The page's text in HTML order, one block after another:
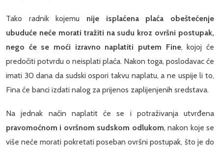
Tako radnik kojemu nije isplaćena plaća obeštećenje
ubuduće neće morati tražiti na sudu kroz ovršni postupak,
nego će se moći izravno naplatiti putem Fine, kojoj će
predočiti potvrdu o neisplati plaća. Nakon toga, poslodavac će
imati 30 dana da sudski ospori takvu naplatu, a ne uspije li to,
Fina će banci izdati nalog za prijenos zaplijenjenih sredstava.
Na jednak način naplatit će se i potraživanja utvrđena
pravomoćnom i ovršnom sudskom odlukom, nakon koje se
više neće morati pokretati poseban ovršni postupak, što je do